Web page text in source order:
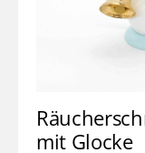
mit Glocke